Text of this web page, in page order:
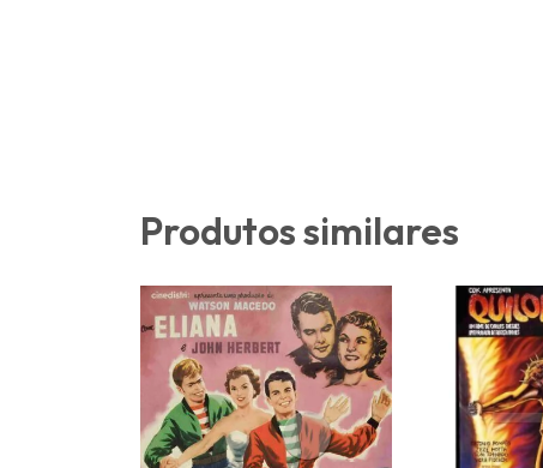
Produtos similares